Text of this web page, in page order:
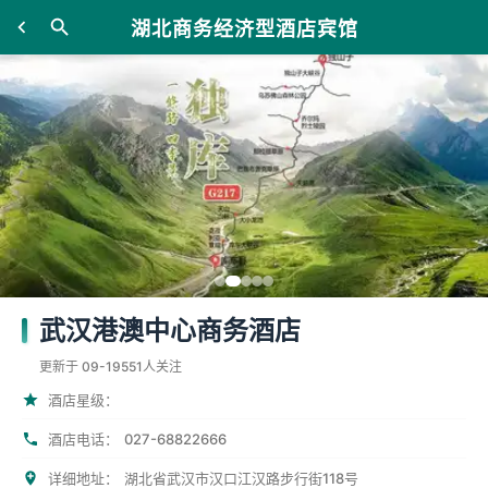
湖北商务经济型酒店宾馆
武汉港澳中心商务酒店
更新于 09-19551人关注
酒店星级：
酒店电话： 027-68822666
详细地址： 湖北省武汉市汉口江汉路步行街118号